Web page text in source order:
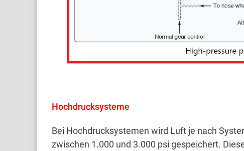
Hochdrucksysteme
Bei Hochdrucksystemen wird Luft je nach
zwischen 1.000 und 3.000 psi gespeichert.